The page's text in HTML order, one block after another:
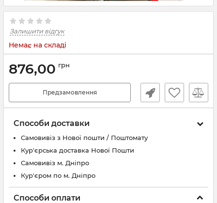
Залишити відгук
Немає на складі
876,00 грн
Предзамовлення
Способи доставки
Самовивіз з Нової пошти / Поштомату
Кур'єрська доставка Нової Пошти
Самовивіз м. Дніпро
Кур'єром по м. Дніпро
Способи оплати